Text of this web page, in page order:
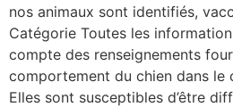
nos animaux sont identifiés,
Catégorie Toutes les
compte des renseignements
comportement du chien dans le
Elles sont susceptibles d’être